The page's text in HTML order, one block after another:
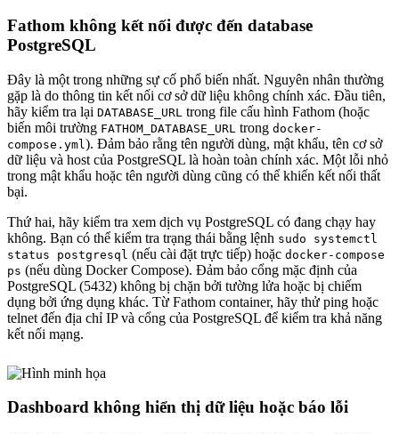
Fathom không kết nối được đến database
PostgreSQL
Đây là một trong những sự cố phổ biến nhất. Nguyên nhân thường
gặp là do thông tin kết nối cơ sở dữ liệu không chính xác. Đầu tiên,
hãy kiểm tra lại DATABASE_URL trong file cấu hình Fathom (hoặc
biến môi trường FATHOM_DATABASE_URL trong docker-
compose.yml ). Đảm bảo rằng tên người dùng, mật khẩu, tên cơ sở
dữ liệu và host của PostgreSQL là hoàn toàn chính xác. Một lỗi nhỏ
trong mật khẩu hoặc tên người dùng cũng có thể khiến kết nối thất
bại.
Thứ hai, hãy kiểm tra xem dịch vụ PostgreSQL có đang chạy hay
không. Bạn có thể kiểm tra trạng thái bằng lệnh sudo systemctl
status postgresql (nếu cài đặt trực tiếp) hoặc docker-compose
ps (nếu dùng Docker Compose). Đảm bảo cổng mặc định của
PostgreSQL (5432) không bị chặn bởi tường lửa hoặc bị chiếm
dụng bởi ứng dụng khác. Từ Fathom container, hãy thử ping hoặc
telnet đến địa chỉ IP và cổng của PostgreSQL để kiểm tra khả năng
kết nối mạng.
Dashboard không hiển thị dữ liệu hoặc báo lỗi